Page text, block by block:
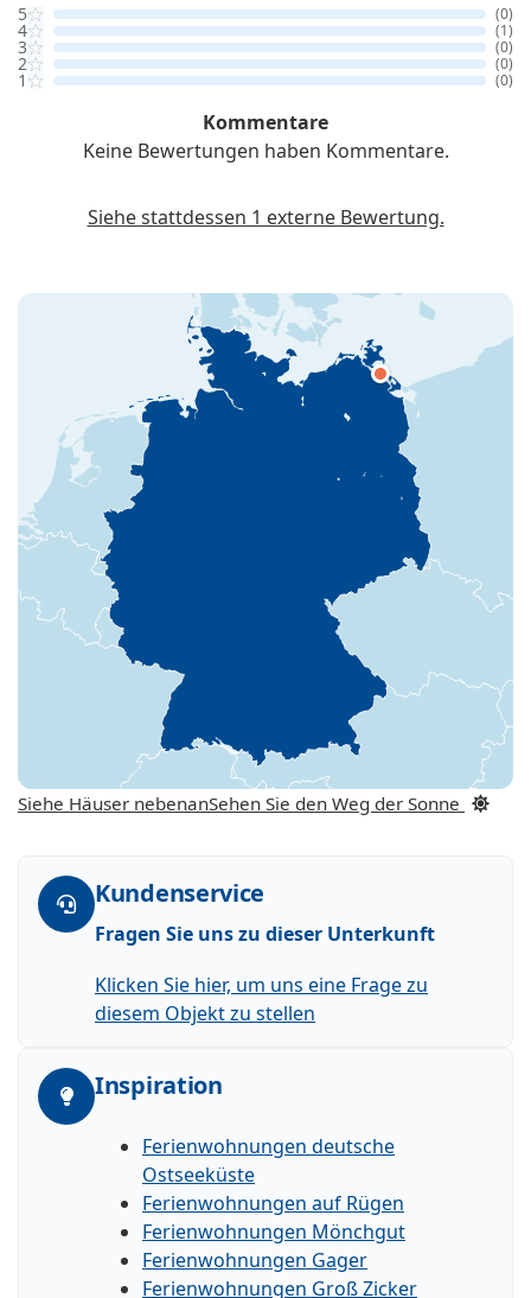
5 (0)
4 (1)
3 (0)
2 (0)
1 (0)
Kommentare
Keine Bewertungen haben Kommentare.
Siehe stattdessen 1 externe Bewertung.
Siehe Häuser nebenanSehen Sie den Weg der Sonne
Kundenservice
Fragen Sie uns zu dieser Unterkunft
Klicken Sie hier, um uns eine Frage zu
diesem Objekt zu stellen
Inspiration
Ferienwohnungen deutsche
Ostseeküste
Ferienwohnungen auf Rügen
Ferienwohnungen Mönchgut
Ferienwohnungen Gager
Ferienwohnungen Groß Zicker